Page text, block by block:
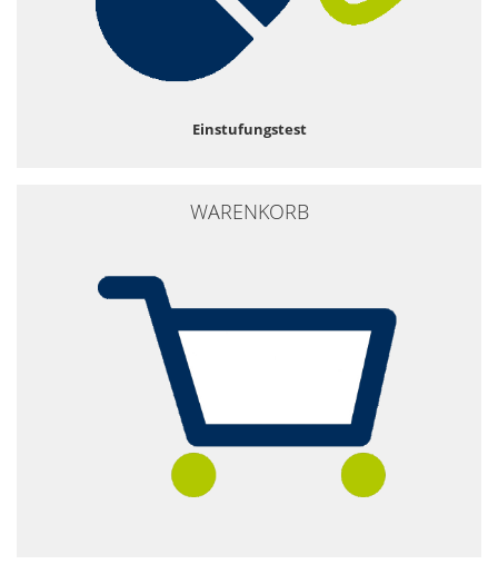
Einstufungstest
WARENKORB